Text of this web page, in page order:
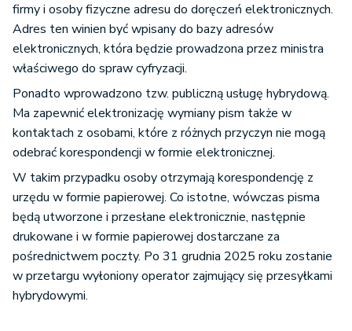
firmy i osoby fizyczne adresu do doręczeń elektronicznych.
Adres ten winien być wpisany do bazy adresów
elektronicznych, która będzie prowadzona przez ministra
właściwego do spraw cyfryzacji.
Ponadto wprowadzono tzw. publiczną usługę hybrydową.
Ma zapewnić elektronizację wymiany pism także w
kontaktach z osobami, które z różnych przyczyn nie mogą
odebrać korespondencji w formie elektronicznej.
W takim przypadku osoby otrzymają korespondencję z
urzędu w formie papierowej. Co istotne, wówczas pisma
będą utworzone i przesłane elektronicznie, następnie
drukowane i w formie papierowej dostarczane za
pośrednictwem poczty. Po 31 grudnia 2025 roku zostanie
w przetargu wyłoniony operator zajmujący się przesyłkami
hybrydowymi.